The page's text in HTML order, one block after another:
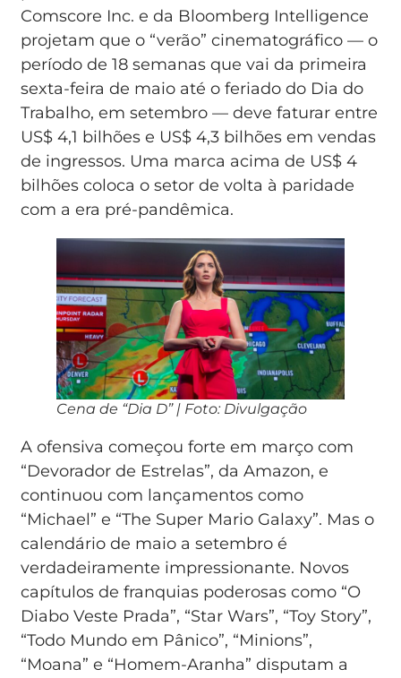
Comscore Inc. e da Bloomberg Intelligence
projetam que o “verão” cinematográfico — o
período de 18 semanas que vai da primeira
sexta-feira de maio até o feriado do Dia do
Trabalho, em setembro — deve faturar entre
US$ 4,1 bilhões e US$ 4,3 bilhões em vendas
de ingressos. Uma marca acima de US$ 4
bilhões coloca o setor de volta à paridade
com a era pré-pandêmica.
Cena de “Dia D” | Foto: Divulgação
A ofensiva começou forte em março com
“Devorador de Estrelas”, da Amazon, e
continuou com lançamentos como
“Michael” e “The Super Mario Galaxy”. Mas o
calendário de maio a setembro é
verdadeiramente impressionante. Novos
capítulos de franquias poderosas como “O
Diabo Veste Prada”, “Star Wars”, “Toy Story”,
“Todo Mundo em Pânico”, “Minions”,
“Moana” e “Homem-Aranha” disputam a